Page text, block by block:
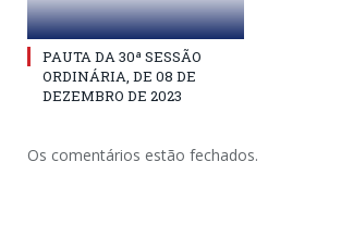
PAUTA DA 30ª SESSÃO
ORDINÁRIA, DE 08 DE
DEZEMBRO DE 2023
Os comentários estão fechados.